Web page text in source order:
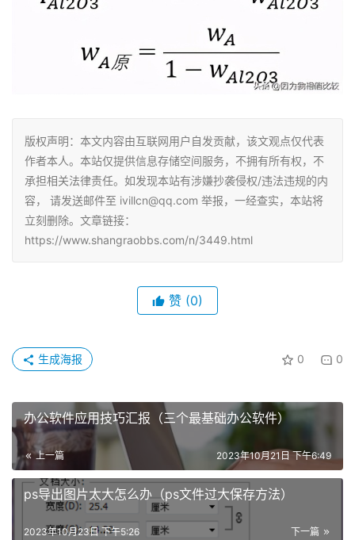
版权声明：本文内容由互联网用户自发贡献，该文观点仅代表
作者本人。本站仅提供信息存储空间服务，不拥有所有权，不
承担相关法律责任。如发现本站有涉嫌抄袭侵权/违法违规的内
容， 请发送邮件至 ivillcn@qq.com 举报，一经查实，本站将
立刻删除。文章链接：
https://www.shangraobbs.com/n/3449.html
赞 (0)
0 0
生成海报
办公软件应用技巧汇报（三个最基础办公软件）
上一篇 2023年10月21日 下午6:49
ps导出图片太大怎么办（ps文件过大保存方法）
下一篇
2023年10月23日 下午5:26